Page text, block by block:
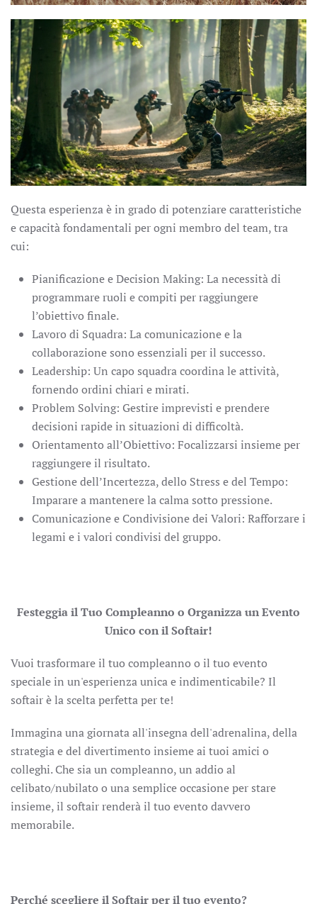
Questa esperienza è in grado di potenziare caratteristiche
e capacità fondamentali per ogni membro del team, tra
cui:
Pianificazione e Decision Making: La necessità di
programmare ruoli e compiti per raggiungere
l’obiettivo finale.
Lavoro di Squadra: La comunicazione e la
collaborazione sono essenziali per il successo.
Leadership: Un capo squadra coordina le attività,
fornendo ordini chiari e mirati.
Problem Solving: Gestire imprevisti e prendere
decisioni rapide in situazioni di difficoltà.
Orientamento all’Obiettivo: Focalizzarsi insieme per
raggiungere il risultato.
Gestione dell’Incertezza, dello Stress e del Tempo:
Imparare a mantenere la calma sotto pressione.
Comunicazione e Condivisione dei Valori: Rafforzare i
legami e i valori condivisi del gruppo.
Festeggia il Tuo Compleanno o Organizza un Evento
Unico con il Softair!
Vuoi trasformare il tuo compleanno o il tuo evento
speciale in un'esperienza unica e indimenticabile? Il
softair è la scelta perfetta per te!
Immagina una giornata all'insegna dell'adrenalina, della
strategia e del divertimento insieme ai tuoi amici o
colleghi. Che sia un compleanno, un addio al
celibato/nubilato o una semplice occasione per stare
insieme, il softair renderà il tuo evento davvero
memorabile.
Perché scegliere il Softair per il tuo evento?